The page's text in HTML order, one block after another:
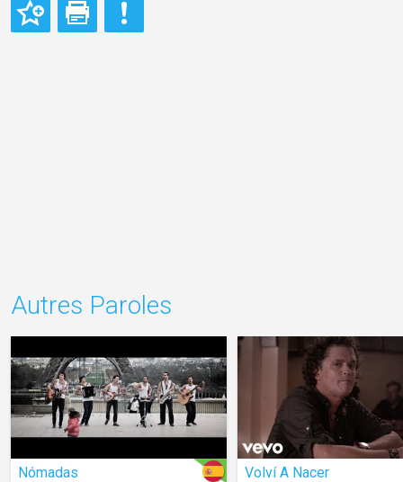
Autres Paroles
Nómadas Volví A Nacer